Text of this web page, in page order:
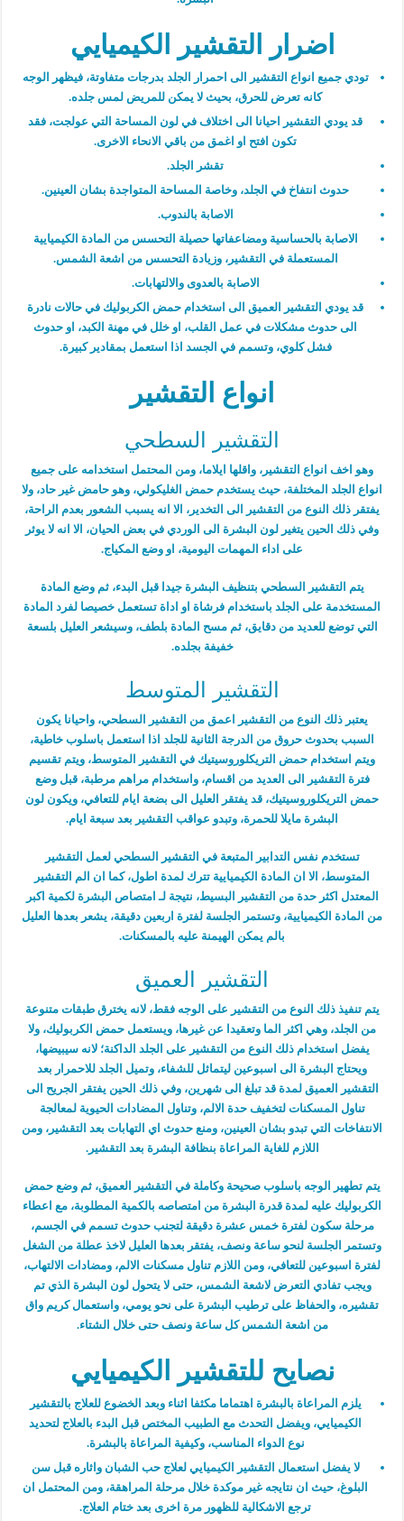
اضرار التقشير الكيميايي
تودي جميع انواع التقشير الى احمرار الجلد بدرجات متفاوتة، فيظهر الوجه
كانه تعرض للحرق، بحيث لا يمكن للمريض لمس جلده.
قد يودي التقشير احيانا الى اختلاف في لون المساحة التي عولجت، فقد
تكون افتح او اغمق من باقي الانحاء الاخرى.
تقشر الجلد.
حدوث انتفاخ في الجلد، وخاصة المساحة المتواجدة بشان العينين.
الاصابة بالندوب.
الاصابة بالحساسية ومضاعفاتها حصيلة التحسس من المادة الكيميايية
المستعملة في التقشير، وزيادة التحسس من اشعة الشمس.
الاصابة بالعدوى والالتهابات.
قد يودي التقشير العميق الى استخدام حمض الكربوليك في حالات نادرة
الى حدوث مشكلات في عمل القلب، او خلل في مهنة الكبد، او حدوث
فشل كلوي، وتسمم في الجسد اذا استعمل بمقادير كبيرة.
انواع التقشير
التقشير السطحي
وهو اخف انواع التقشير، واقلها ايلاما، ومن المحتمل استخدامه على جميع
انواع الجلد المختلفة، حيث يستخدم حمض الغليكولي، وهو حامض غير حاد، ولا
يفتقر ذلك النوع من التقشير الى التخدير، الا انه يسبب الشعور بعدم الراحة،
وفي ذلك الحين يتغير لون البشرة الى الوردي في بعض الحيان، الا انه لا يوثر
على اداء المهمات اليومية، او وضع المكياج.
يتم التقشير السطحي بتنظيف البشرة جيدا قبل البدء، ثم وضع المادة
المستخدمة على الجلد باستخدام فرشاة او اداة تستعمل خصيصا لفرد المادة
التي توضع للعديد من دقايق، ثم مسح المادة بلطف، وسيشعر العليل بلسعة
خفيفة بجلده.
التقشير المتوسط
يعتبر ذلك النوع من التقشير اعمق من التقشير السطحي، واحيانا يكون
السبب بحدوث حروق من الدرجة الثانية للجلد اذا استعمل باسلوب خاطية،
ويتم استخدام حمض التريكلوروسيتيك في التقشير المتوسط، ويتم تقسيم
فترة التقشير الى العديد من اقسام، واستخدام مراهم مرطبة، قبل وضع
حمض التريكلوروسيتيك، قد يفتقر العليل الى بضعة ايام للتعافي، ويكون لون
البشرة مايلا للحمرة، وتبدو عواقب التقشير بعد سبعة ايام.
تستخدم نفس التدابير المتبعة في التقشير السطحي لعمل التقشير
المتوسط، الا ان المادة الكيميايية تترك لمدة اطول، كما ان الم التقشير
المعتدل اكثر حدة من التقشير البسيط، نتيجة لـ امتصاص البشرة لكمية اكبر
من المادة الكيميايية، وتستمر الجلسة لفترة اربعين دقيقة، يشعر بعدها العليل
بالم يمكن الهيمنة عليه بالمسكنات.
التقشير العميق
يتم تنفيذ ذلك النوع من التقشير على الوجه فقط، لانه يخترق طبقات متنوعة
من الجلد، وهي اكثر الما وتعقيدا عن غيرها، ويستعمل حمض الكربوليك، ولا
يفضل استخدام ذلك النوع من التقشير على الجلد الداكنة؛ لانه سيبيضها،
ويحتاج البشرة الى اسبوعين ليتماثل للشفاء، وتميل الجلد للاحمرار بعد
التقشير العميق لمدة قد تبلغ الى شهرين، وفي ذلك الحين يفتقر الجريح الى
تناول المسكنات لتخفيف حدة الالم، وتناول المضادات الحيوية لمعالجة
الانتفاخات التي تبدو بشان العينين، ومنع حدوث اي التهابات بعد التقشير، ومن
اللازم للغاية المراعاة بنظافة البشرة بعد التقشير.
يتم تطهير الوجه باسلوب صحيحة وكاملة في التقشير العميق، ثم وضع حمض
الكربوليك عليه لمدة قدرة البشرة من امتصاصه بالكمية المطلوبة، مع اعطاء
مرحلة سكون لفترة خمس عشرة دقيقة لتجنب حدوث تسمم في الجسم،
وتستمر الجلسة لنحو ساعة ونصف، يفتقر بعدها العليل لاخذ عطلة من الشغل
لفترة اسبوعين للتعافي، ومن اللازم تناول مسكنات الالم، ومضادات الالتهاب،
ويجب تفادي التعرض لاشعة الشمس، حتى لا يتحول لون البشرة الذي تم
تقشيره، والحفاظ على ترطيب البشرة على نحو يومي، واستعمال كريم واق
من اشعة الشمس كل ساعة ونصف حتى خلال الشتاء.
نصايح للتقشير الكيميايي
يلزم المراعاة بالبشرة اهتماما مكثفا اثناء وبعد الخضوع للعلاج بالتقشير
الكيميايي، ويفضل التحدث مع الطبيب المختص قبل البدء بالعلاج لتحديد
نوع الدواء المناسب، وكيفية المراعاة بالبشرة.
لا يفضل استعمال التقشير الكيميايي لعلاج حب الشبان واثاره قبل سن
البلوغ، حيث ان نتايجه غير موكدة خلال مرحلة المراهقة، ومن المحتمل ان
ترجع الاشكالية للظهور مرة اخرى بعد ختام العلاج.